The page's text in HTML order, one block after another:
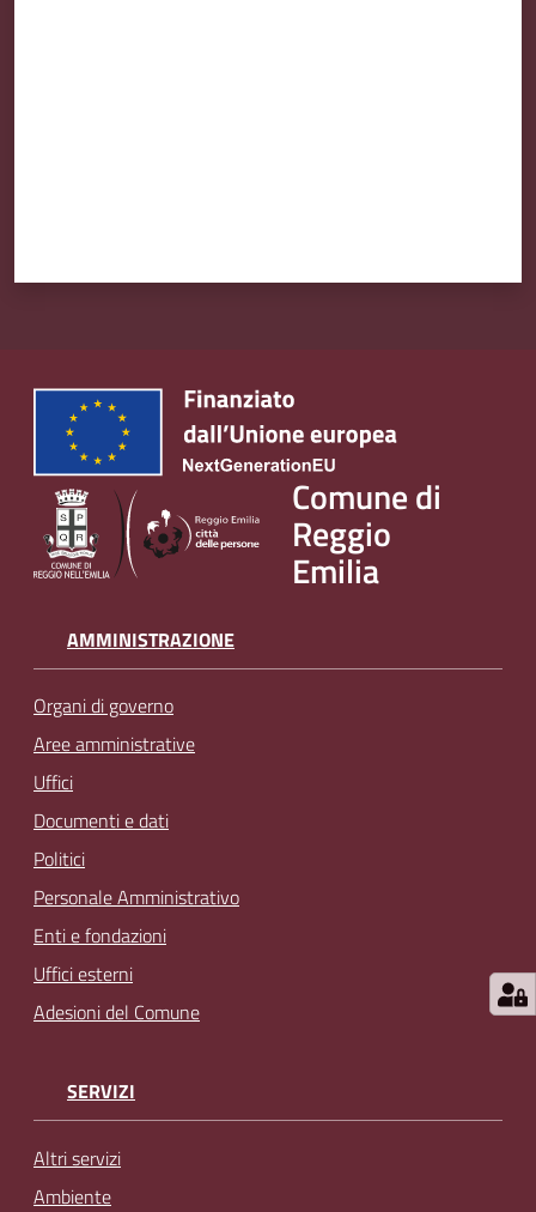
Comune di
Reggio
Emilia
AMMINISTRAZIONE
Organi di governo
Aree amministrative
Uffici
Documenti e dati
Politici
Personale Amministrativo
Enti e fondazioni
Uffici esterni
Adesioni del Comune
SERVIZI
Altri servizi
Ambiente